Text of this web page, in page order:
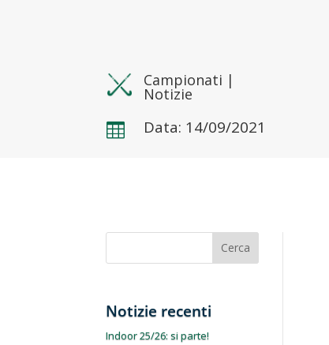
Campionati |
Notizie
 Data: 14/09/2021
Cerca
Notizie recenti
Indoor 25/26: si parte!